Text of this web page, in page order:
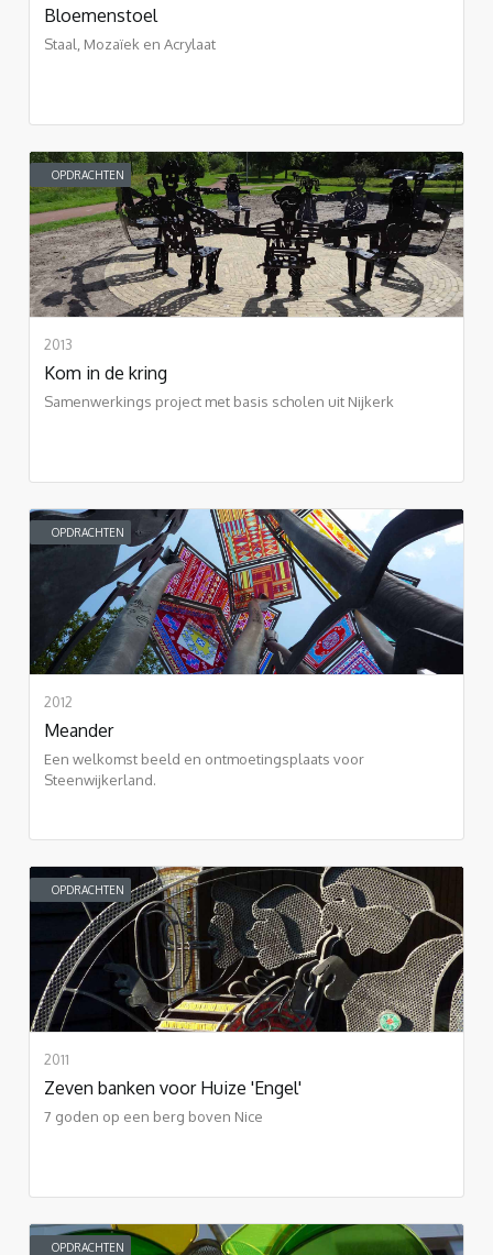
Bloemenstoel
Staal, Mozaïek en Acrylaat
OPDRACHTEN
2013
Kom in de kring
Samenwerkings project met basis scholen uit Nijkerk
OPDRACHTEN
2012
Meander
Een welkomst beeld en ontmoetingsplaats voor
Steenwijkerland.
OPDRACHTEN
2011
Zeven banken voor Huize 'Engel'
7 goden op een berg boven Nice
OPDRACHTEN